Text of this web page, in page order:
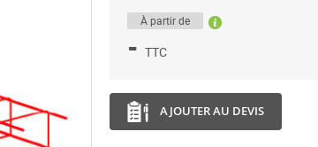
À partir de
- TTC
AJOUTER AU DEVIS